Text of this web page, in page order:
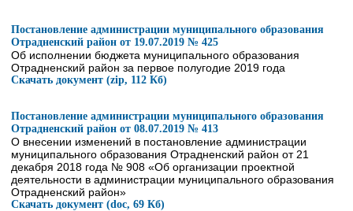
Постановление администрации муниципального образования
Отрадненский район от 19.07.2019 № 425
Об исполнении бюджета муниципального образования
Отрадненский район за первое полугодие 2019 года
Скачать документ (zip, 112 Кб)
Постановление администрации муниципального образования
Отрадненский район от 08.07.2019 № 413
О внесении изменений в постановление администрации
муниципального образования Отрадненский район от 21
декабря 2018 года № 908 «Об организации проектной
деятельности в администрации муниципального образования
Отрадненский район»
Скачать документ (doc, 69 Кб)